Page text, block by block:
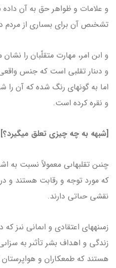
و علامات و ظواهر حق به آن
تشخىص آن براى بسىارى از مردم
و اىن امر، مهارت متقلّبان را
و دىنار تقلبى است که جنس
اما به گونه­اى رنگ شده که آن را
و نقره کرده است.
[شبهه به چه چیزی تعلق می­گیرد؟]
چنىن تقلب­هاىى معمولاً نسبت به
که مورد توجه و رقابت هستند و
نقشی حىاتى دارند.
زمىنه­هاى اعتقادى و اىمانى نىز که
زندگى و اهداف بشر تأثىر به
هستند که طمع­کاران و